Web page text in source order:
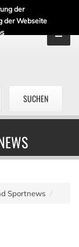
der
der Webseite
Sportnews